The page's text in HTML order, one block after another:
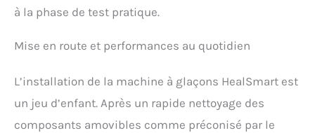
à la phase de test pratique.
Mise en route et performances au quotidien
L’installation de la machine à glaçons HealSmart est
un jeu d’enfant. Après un rapide nettoyage des
composants amovibles comme préconisé par le